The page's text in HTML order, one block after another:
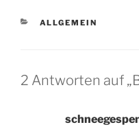
KATEGORIEN
ALLGEMEIN
2 Antworten auf